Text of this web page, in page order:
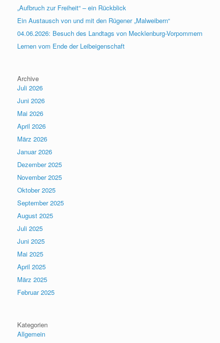
„Aufbruch zur Freiheit“ – ein Rückblick
Ein Austausch von und mit den Rügener „Malweibern“
04.06.2026: Besuch des Landtags von Mecklenburg-Vorpommern
Lernen vom Ende der Leibeigenschaft
Archive
Juli 2026
Juni 2026
Mai 2026
April 2026
März 2026
Januar 2026
Dezember 2025
November 2025
Oktober 2025
September 2025
August 2025
Juli 2025
Juni 2025
Mai 2025
April 2025
März 2025
Februar 2025
Kategorien
Allgemein